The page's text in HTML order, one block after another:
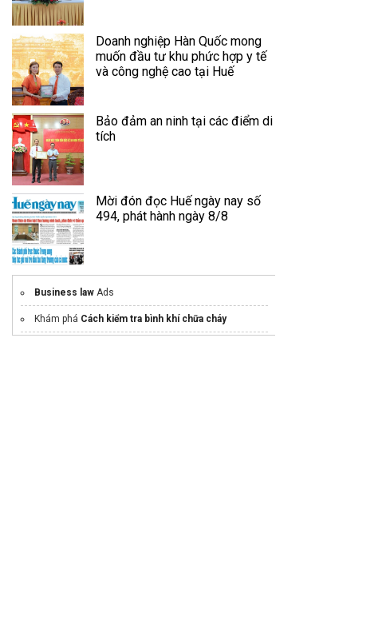
Doanh nghiệp Hàn Quốc mong
muốn đầu tư khu phức hợp y tế
và công nghệ cao tại Huế
Bảo đảm an ninh tại các điểm di
tích
Mời đón đọc Huế ngày nay số
494, phát hành ngày 8/8
Business law Ads
Khám phá Cách kiểm tra bình khí chữa cháy